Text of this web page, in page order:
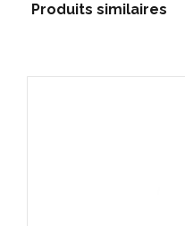
Produits similaires